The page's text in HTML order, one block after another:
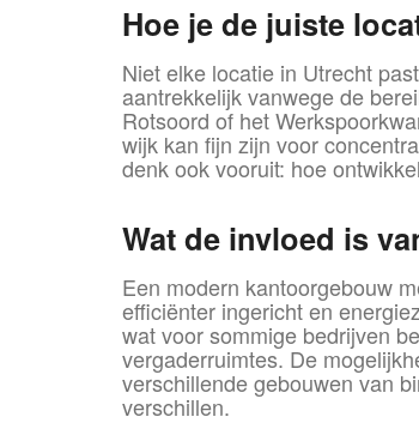
Hoe je de juiste
Niet elke locatie in Utrecht
aantrekkelijk vanwege de
Rotsoord of het
wijk kan fijn zijn voor
denk ook vooruit: hoe
Wat de invloed is
Een modern kantoorgebouw
efficiënter ingericht en
wat voor sommige bedrijven
vergaderruimtes. De
verschillende gebouwen van
verschillen.